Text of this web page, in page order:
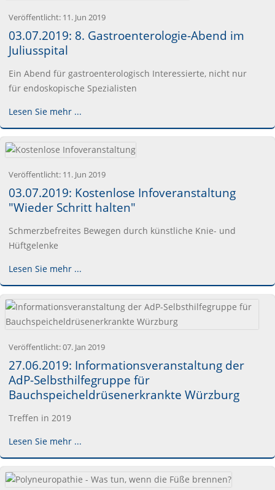
Veröffentlicht: 11. Jun 2019
03.07.2019: 8. Gastroenterologie-Abend im
Juliusspital
Ein Abend für gastroenterologisch Interessierte, nicht nur
für endoskopische Spezialisten
Lesen Sie mehr ...
Veröffentlicht: 11. Jun 2019
03.07.2019: Kostenlose Infoveranstaltung
"Wieder Schritt halten"
Schmerzbefreites Bewegen durch künstliche Knie- und
Hüftgelenke
Lesen Sie mehr ...
Veröffentlicht:07. Jan 2019
27.06.2019: Informationsveranstaltung der
AdP-Selbsthilfegruppe für
Bauchspeicheldrüsenerkrankte Würzburg
Treffen in 2019
Lesen Sie mehr ...